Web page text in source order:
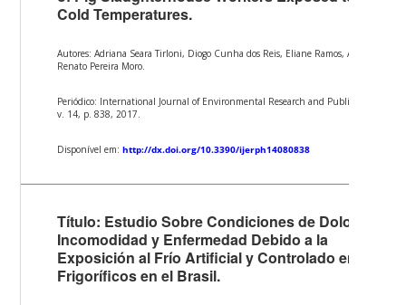
Cold Temperatures.
Autores: Adriana Seara Tirloni, Diogo Cunha dos Reis, Eliane Ramos, Antônio
Renato Pereira Moro.
Periódico: International Journal of Environmental Research and Public Health,
v. 14, p. 838, 2017.
Disponível em:http://dx.doi.org/10.3390/ijerph14080838
Título: Estudio Sobre Condiciones de Dolor,
Incomodidad y Enfermedad Debido a la
Exposición al Frío Artificial y Controlado em
Frigoríficos en el Brasil.